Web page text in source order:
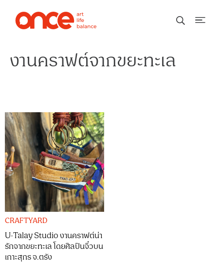
งานคราฟต์จากขยะทะเล
CRAFTYARD
U-Talay Studio งานคราฟต์น่า
รักจากขยะทะเล โดยศิลปินจิ๋วบน
เกาะสุกร จ.ตรัง